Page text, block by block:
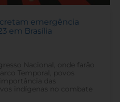
emergência
em Brasília
Nacional, onde farão
Temporal, povos
das
indígenas no combate